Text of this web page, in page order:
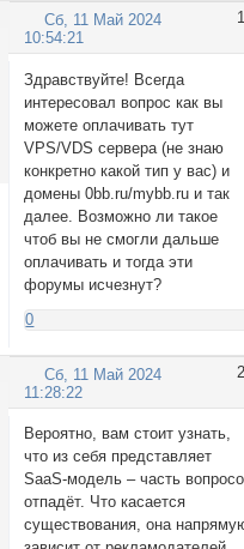
1
Сб, 11 Май 2024
10:54:21
Здравствуйте! Всегда
интересовал вопрос как вы
можете оплачивать тут
VPS/VDS сервера (не знаю
конкретно какой тип у вас) и
домены 0bb.ru/mybb.ru и так
далее. Возможно ли такое
чтоб вы не смогли дальше
оплачивать и тогда эти
форумы исчезнут?
0
2
Сб, 11 Май 2024
11:28:22
Вероятно, вам стоит узнать,
что из себя представляет
SaaS-модель ‒ часть
отпадёт. Что касается
существования, она